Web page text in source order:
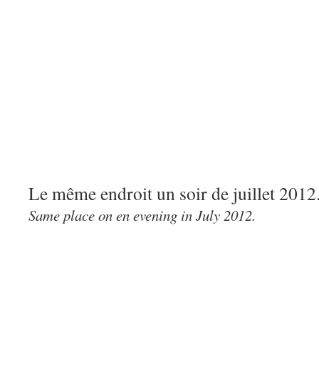
Le même endroit un soir de juillet
Same place on en evening in July 2012.